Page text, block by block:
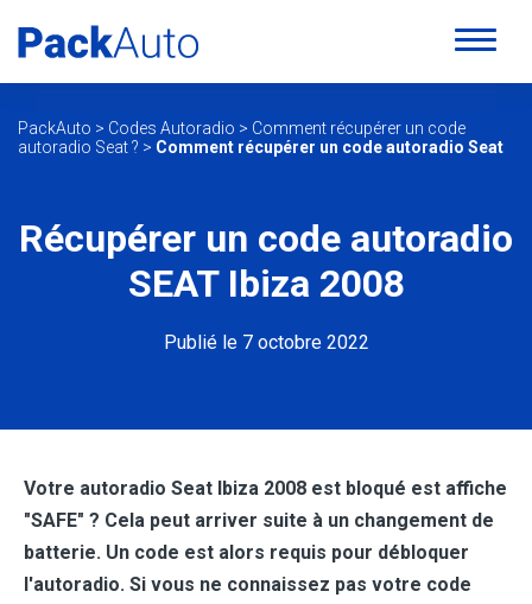
PackAuto > Codes Autoradio > Comment récupérer un code
autoradio Seat ? > Comment récupérer un code autoradio Seat
Récupérer un code autoradio
SEAT Ibiza 2008
Publié le 7 octobre 2022
Votre autoradio Seat Ibiza 2008 est bloqué est affiche
"SAFE" ? Cela peut arriver suite à un changement de
batterie. Un code est alors requis pour débloquer
l'autoradio. Si vous ne connaissez pas votre code